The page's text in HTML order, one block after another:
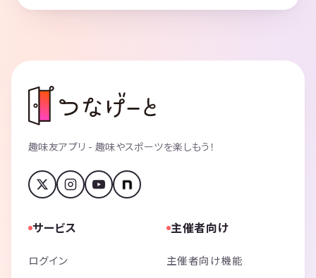
趣味友アプリ - 趣味やスポーツを楽しもう！
サービス
ログイン
主催者向け
主催者向け機能